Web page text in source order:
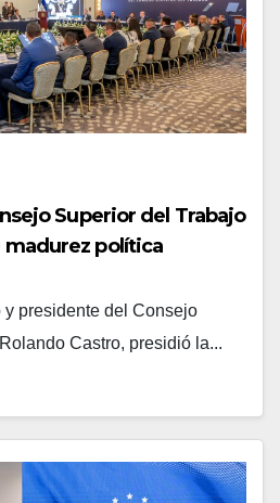
Superior del Trabajo
política
y presidente del Consejo
Castro, presidió la...